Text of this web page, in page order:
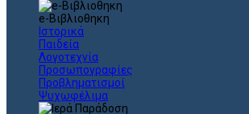
e-Βιβλιοθηκη
Ιστορικά
Παιδεία
Λογοτεχνία
Προσωπογραφίες
Προβληματισμοί
Ψυχωφέλιμα